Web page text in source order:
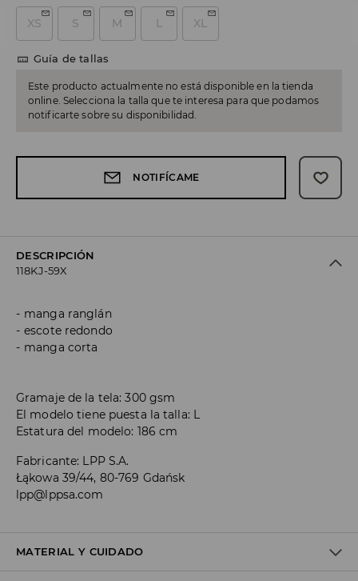
XS S M L XL
Guía de tallas
Este producto actualmente no está disponible en la tienda
online. Selecciona la talla que te interesa para que podamos
notificarte sobre su disponibilidad.
NOTIFÍCAME
DESCRIPCIÓN
118KJ-59X
manga ranglán
escote redondo
manga corta
Gramaje de la tela: 300 gsm
El modelo tiene puesta la talla: L
Estatura del modelo: 186 cm
Fabricante: LPP S.A.
Łąkowa 39/44, 80-769 Gdańsk
lpp@lppsa.com
MATERIAL Y CUIDADO